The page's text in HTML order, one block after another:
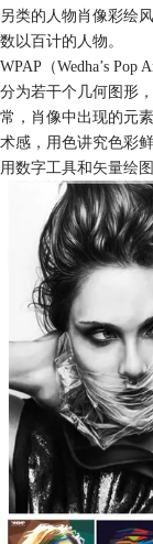
购买
另类的人物肖像彩绘
数以百计的人物。
WPAP（Wedha’s
分为若干个几何图形
常，肖像中出现的元
术感，用色讲究色彩
用数字工具和矢量绘